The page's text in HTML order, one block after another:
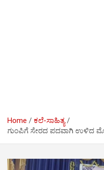
Home
ಕಲೆ-ಸಾಹಿತ್ಯ
ಗುಂಪಿಗೆ ಸೇರದ ಪದವಾಗಿ ಉಳಿದ